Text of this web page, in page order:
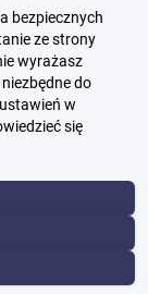
bezpiecznych
ze strony
wyrażasz
do
w
się
o